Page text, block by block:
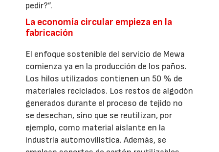
pedir?”.
La economía circular empieza en la
fabricación
El enfoque sostenible del servicio de Mewa
comienza ya en la producción de los paños.
Los hilos utilizados contienen un 50 % de
materiales reciclados. Los restos de algodón
generados durante el proceso de tejido no
se desechan, sino que se reutilizan, por
ejemplo, como material aislante en la
industria automovilística. Además, se